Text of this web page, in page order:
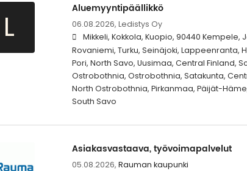
L
Aluemyyntipäällikkö
06.08.2026, Ledistys Oy
Mikkeli, Kokkola, Kuopio, 90440 Kempele,
Rovaniemi, Turku, Seinäjoki, Lappeenranta,
Pori, North Savo, Uusimaa, Central Finland,
Ostrobothnia, Ostrobothnia, Satakunta,
North Ostrobothnia, Pirkanmaa, Päijät-
South Savo
Asiakasvastaava, työvoimapalvelut
05.08.2026, Rauman kaupunki